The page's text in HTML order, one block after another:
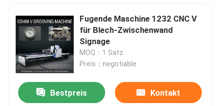
Fugende Maschine 1232 CNC V
für Blech-Zwischenwand
Signage
MOQ：1 Satz
Preis：negotiable
Bestpreis Kontakt